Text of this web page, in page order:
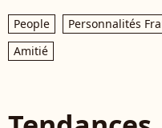
People Personnalités
Amitié